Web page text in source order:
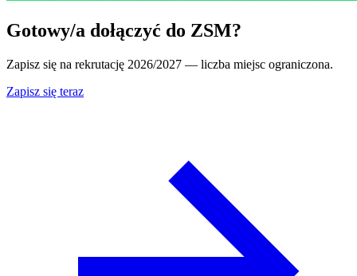
Gotowy/a dołączyć do ZSM?
Zapisz się na rekrutację 2026/2027 — liczba miejsc ograniczona.
Zapisz się teraz